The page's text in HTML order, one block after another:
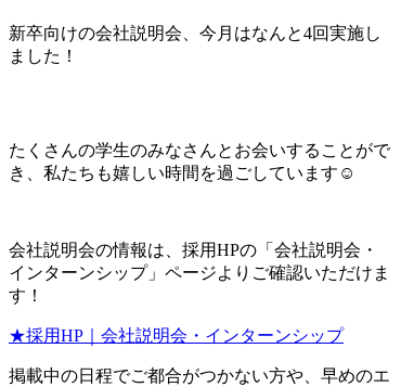
新卒向けの会社説明会、今月はなんと4回実施し
ました！
たくさんの学生のみなさんとお会いすることがで
き、私たちも嬉しい時間を過ごしています☺️
会社説明会の情報は、採用HPの「会社説明会・
インターンシップ」ページよりご確認いただけま
す！
★採用HP｜会社説明会・インターンシップ
掲載中の日程でご都合がつかない方や、早めのエ